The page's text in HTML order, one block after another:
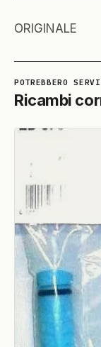
ORIGINALE
Ricambi